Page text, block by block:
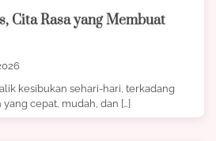
Cita Rasa yang Membuat
kesibukan sehari-hari, terkadang
cepat, mudah, dan […]